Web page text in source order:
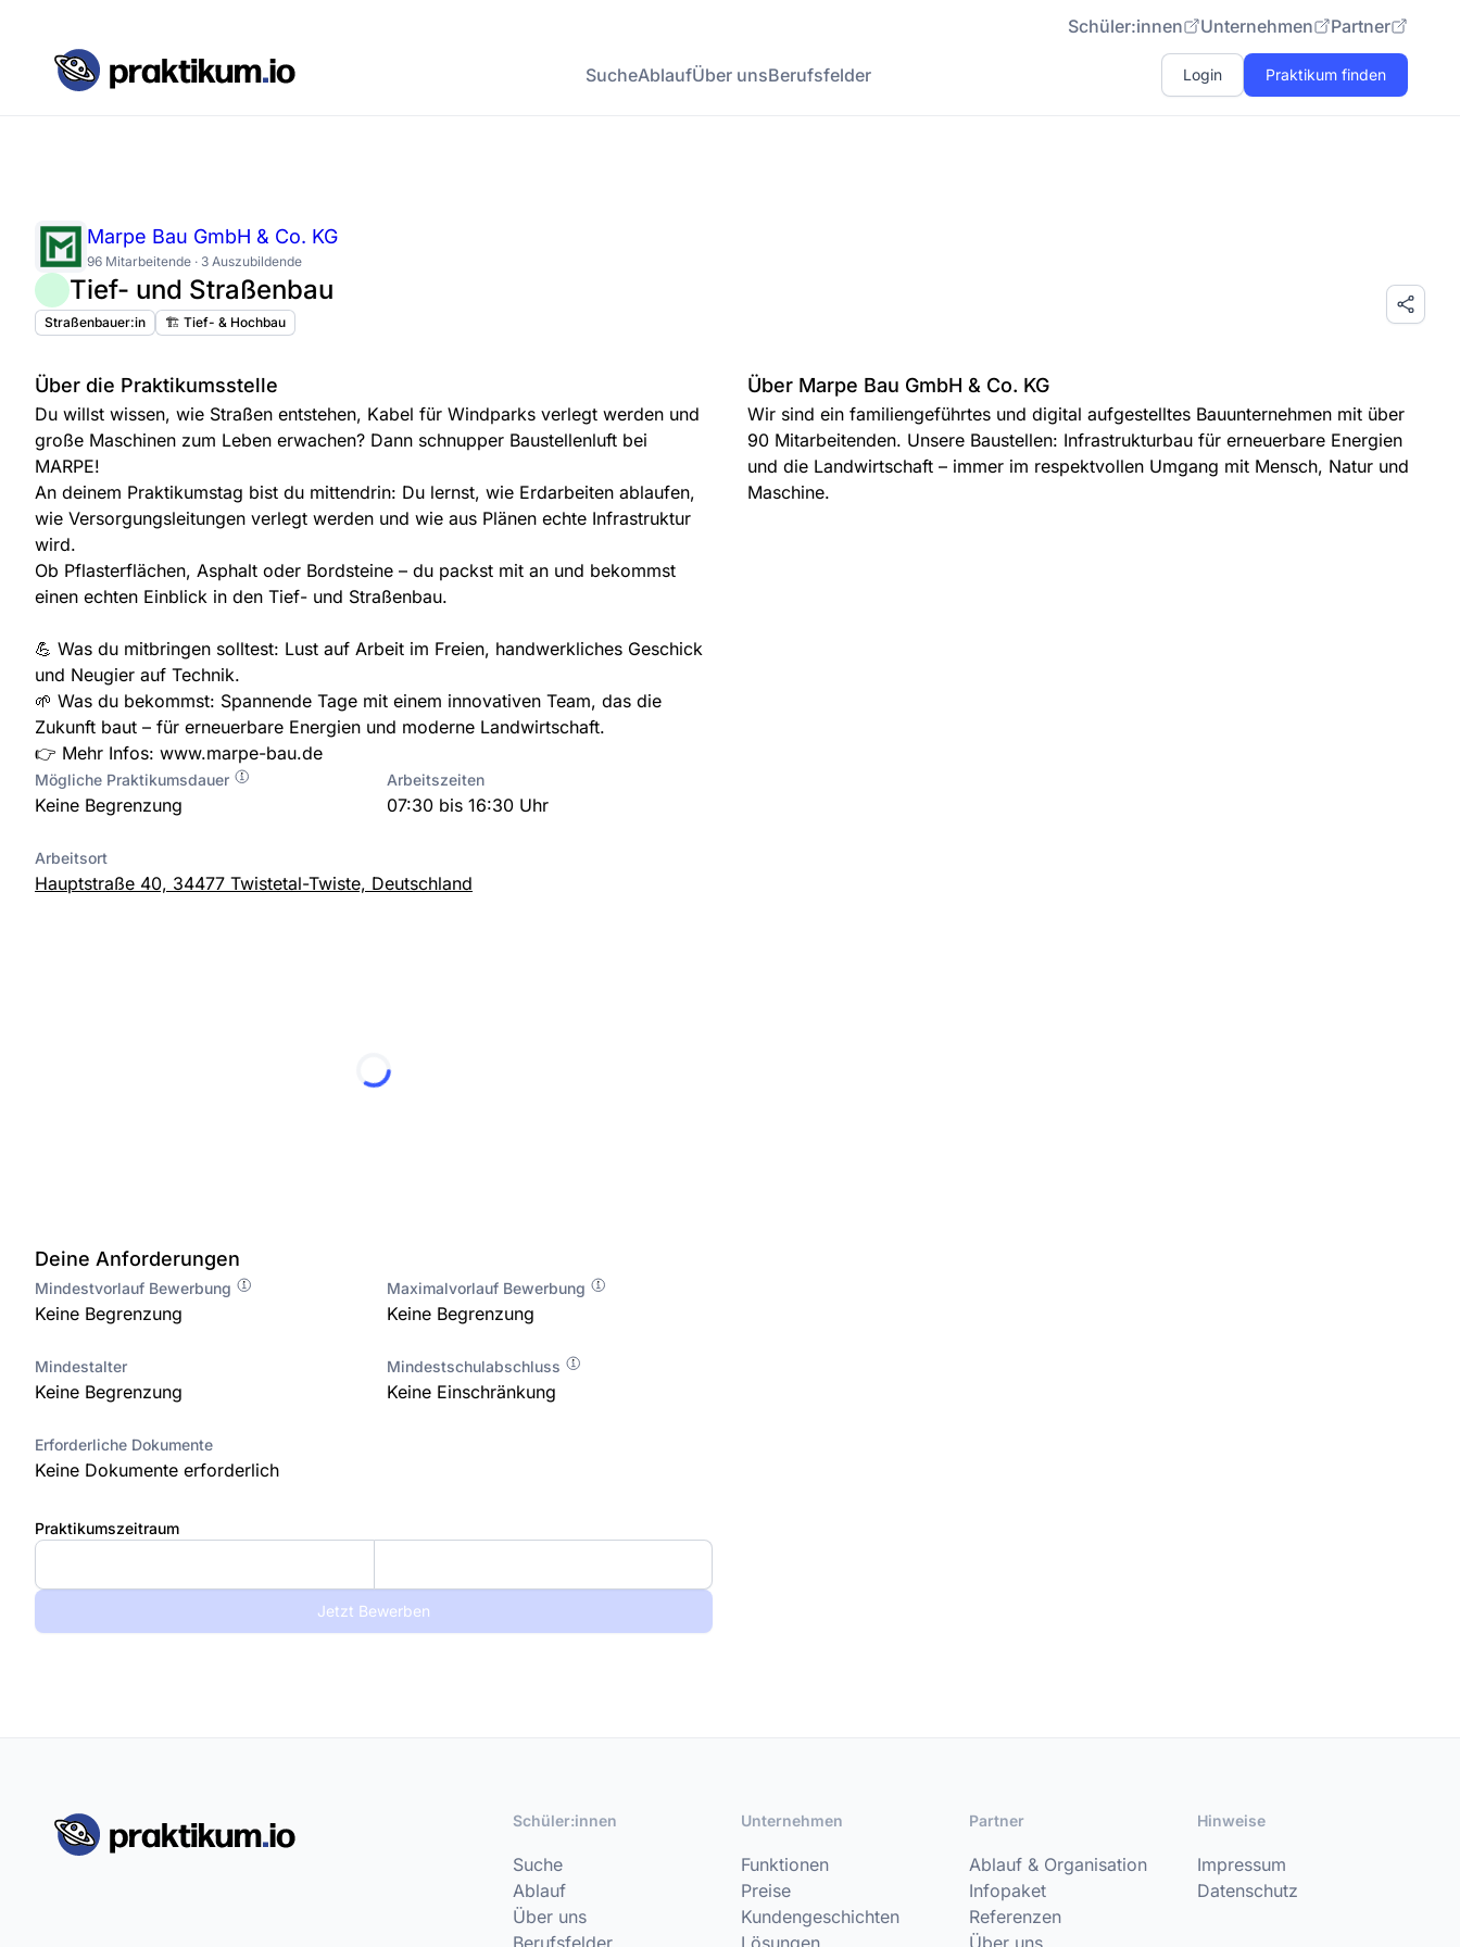
Schüler:innen Unternehmen Partner
SucheAblaufÜber unsBerufsfelder Login Praktikum finden
Marpe Bau GmbH & Co. KG
96 Mitarbeitende · 3 Auszubildende
Tief- und Straßenbau
Straßenbauer:in 🏗️ Tief- & Hochbau
Über die Praktikumsstelle
Du willst wissen, wie Straßen entstehen, Kabel für Windparks verlegt werden und
große Maschinen zum Leben erwachen? Dann schnupper Baustellenluft bei
MARPE!
An deinem Praktikumstag bist du mittendrin: Du lernst, wie Erdarbeiten ablaufen,
wie Versorgungsleitungen verlegt werden und wie aus Plänen echte Infrastruktur
wird.
Ob Pflasterflächen, Asphalt oder Bordsteine – du packst mit an und bekommst
einen echten Einblick in den Tief- und Straßenbau.
💪 Was du mitbringen solltest: Lust auf Arbeit im Freien, handwerkliches Geschick
und Neugier auf Technik.
🌱 Was du bekommst: Spannende Tage mit einem innovativen Team, das die
Zukunft baut – für erneuerbare Energien und moderne Landwirtschaft.
👉 Mehr Infos: www.marpe-bau.de
Mögliche Praktikumsdauer
Keine Begrenzung
Arbeitszeiten
07:30 bis 16:30 Uhr
Arbeitsort
Hauptstraße 40, 34477 Twistetal-Twiste, Deutschland
Deine Anforderungen
Mindestvorlauf Bewerbung
Keine Begrenzung
Maximalvorlauf Bewerbung
Keine Begrenzung
Mindestalter
Keine Begrenzung
Mindestschulabschluss
Keine Einschränkung
Erforderliche Dokumente
Keine Dokumente erforderlich
Über Marpe Bau GmbH & Co. KG
Wir sind ein familiengeführtes und digital aufgestelltes Bauunternehmen mit über
90 Mitarbeitenden. Unsere Baustellen: Infrastrukturbau für erneuerbare Energien
und die Landwirtschaft – immer im respektvollen Umgang mit Mensch, Natur und
Maschine.
Praktikumszeitraum
Jetzt Bewerben
Schüler:innen
Suche
Ablauf
Über uns
Berufsfelder
Unternehmen
Funktionen
Preise
Kundengeschichten
Lösungen
Partner
Ablauf & Organisation
Infopaket
Referenzen
Über uns
Hinweise
Impressum
Datenschutz